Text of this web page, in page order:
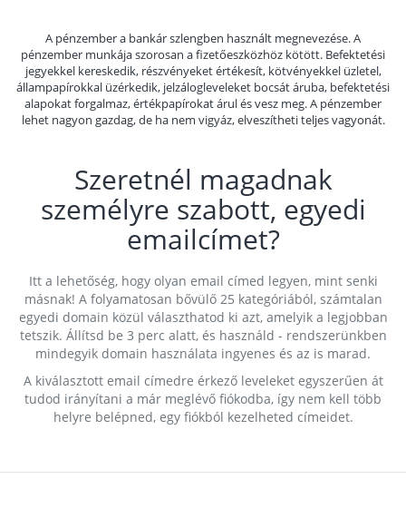
A pénzember a bankár szlengben használt megnevezése. A
pénzember munkája szorosan a fizetőeszközhöz kötött. Befektetési
jegyekkel kereskedik, részvényeket értékesít, kötvényekkel üzletel,
állampapírokkal üzérkedik, jelzálogleveleket bocsát áruba, befektetési
alapokat forgalmaz, értékpapírokat árul és vesz meg. A pénzember
lehet nagyon gazdag, de ha nem vigyáz, elveszítheti teljes vagyonát.
Szeretnél magadnak
személyre szabott, egyedi
emailcímet?
Itt a lehetőség, hogy olyan email címed legyen, mint senki
másnak! A folyamatosan bővülő 25 kategóriából, számtalan
egyedi domain közül választhatod ki azt, amelyik a legjobban
tetszik. Állítsd be 3 perc alatt, és használd - rendszerünkben
mindegyik domain használata ingyenes és az is marad.
A kiválasztott email címedre érkező leveleket egyszerűen át
tudod irányítani a már meglévő fiókodba, így nem kell több
helyre belépned, egy fiókból kezelheted címeidet.